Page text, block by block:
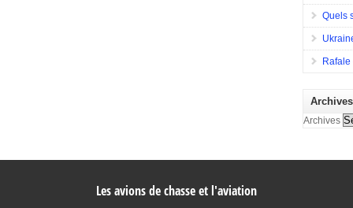
Quels
Archives
Archives
Les avions de chasse et l'aviation